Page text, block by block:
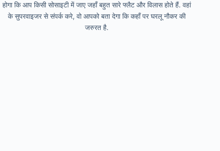
होगा कि आप किसी सोसाइटी में जाए जहाँ बहुत सारे फ्लैट और विलास होते हैं. वहां
के सुपरवाइजर से संपर्क करे, वो आपको बता देगा कि कहाँ पर घरलू नौकर की
जरुरत है.